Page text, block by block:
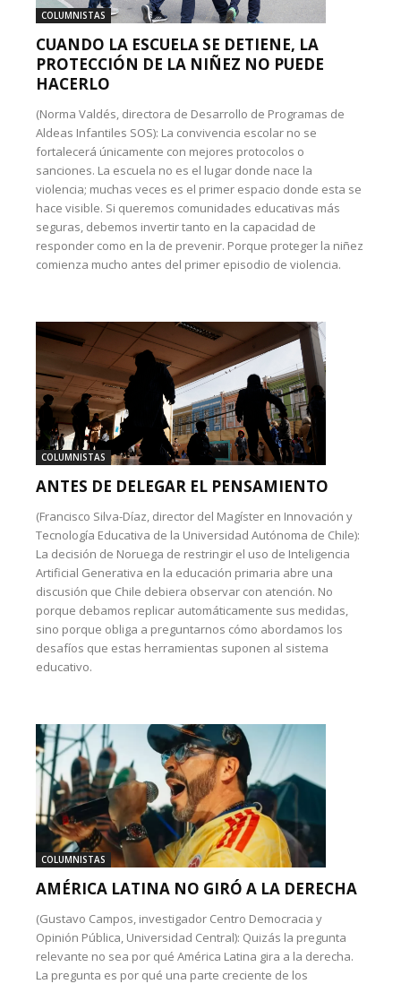
COLUMNISTAS
CUANDO LA ESCUELA SE DETIENE, LA
PROTECCIÓN DE LA NIÑEZ NO PUEDE
HACERLO
(Norma Valdés, directora de Desarrollo de Programas de
Aldeas Infantiles SOS): La convivencia escolar no se
fortalecerá únicamente con mejores protocolos o
sanciones. La escuela no es el lugar donde nace la
violencia; muchas veces es el primer espacio donde esta se
hace visible. Si queremos comunidades educativas más
seguras, debemos invertir tanto en la capacidad de
responder como en la de prevenir. Porque proteger la niñez
comienza mucho antes del primer episodio de violencia.
COLUMNISTAS
ANTES DE DELEGAR EL PENSAMIENTO
(Francisco Silva-Díaz, director del Magíster en Innovación y
Tecnología Educativa de la Universidad Autónoma de Chile):
La decisión de Noruega de restringir el uso de Inteligencia
Artificial Generativa en la educación primaria abre una
discusión que Chile debiera observar con atención. No
porque debamos replicar automáticamente sus medidas,
sino porque obliga a preguntarnos cómo abordamos los
desafíos que estas herramientas suponen al sistema
educativo.
COLUMNISTAS
AMÉRICA LATINA NO GIRÓ A LA DERECHA
(Gustavo Campos, investigador Centro Democracia y
Opinión Pública, Universidad Central): Quizás la pregunta
relevante no sea por qué América Latina gira a la derecha.
La pregunta es por qué una parte creciente de los